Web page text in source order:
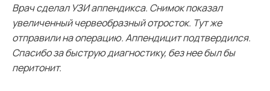
Врач сделал УЗИ аппендикса. Снимок показал
увеличенный червеобразный отросток. Тут же
отправили на операцию. Аппендицит подтвердился.
Спасибо за быструю диагностику, без нее был бы
перитонит.